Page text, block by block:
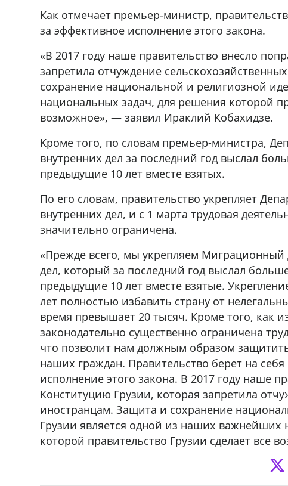
Как отмечает премьер-министр,
за эффективное исполнение этого закона.
«В 2017 году наше правительство внесло
запретила отчуждение
сохранение национальной и религиозной
национальных задач, для решения которой
возможное», — заявил Ираклий Кобахидзе.
Кроме того, по словам премьер-министра,
внутренних дел за последний год выслал
предыдущие 10 лет вместе взятых.
По его словам, правительство укрепляет
внутренних дел, и с 1 марта трудовая
значительно ограничена.
«Прежде всего, мы укрепляем Миграционный
дел, который за последний год выслал
предыдущие 10 лет вместе взятые.
лет полностью избавить страну от
время превышает 20 тысяч. Кроме того, как
законодательно существенно ограничена
что позволит нам должным образом
наших граждан. Правительство берет на
исполнение этого закона. В 2017 году наше
Конституцию Грузии, которая запретила
иностранцам. Защита и сохранение
Грузии является одной из наших важнейших
которой правительство Грузии сделает все
Hask
Срочно на трассе Ниноцминда-Цалка
продается объект,+995 574 40 74
71Whatsapp/Viber